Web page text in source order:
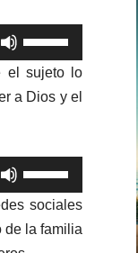
las
teclas
de
para
aumentar
o
el sujeto lo
a Dios y el
las
teclas
de
sociales
de la familia